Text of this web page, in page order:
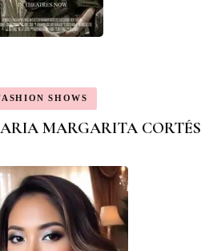
SHOWS
MARGARITA CORTÉS